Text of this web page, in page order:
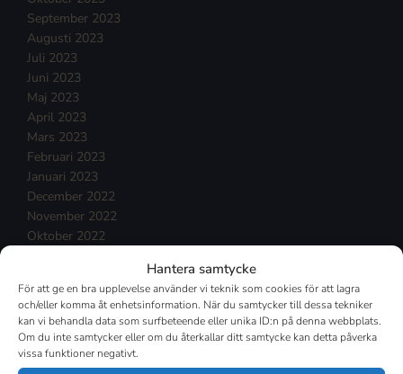
Hantera samtycke
För att ge en bra upplevelse använder vi teknik som cookies för att lagra
och/eller komma åt enhetsinformation. När du samtycker till dessa tekniker
kan vi behandla data som surfbeteende eller unika ID:n på denna webbplats.
Om du inte samtycker eller om du återkallar ditt samtycke kan detta påverka
vissa funktioner negativt.
September 2023
Augusti 2023
Juli 2023
Juni 2023
Maj 2023
April 2023
Mars 2023
Februari 2023
Januari 2023
December 2022
November 2022
Oktober 2022
Juli 2022
Juni 2022
Maj 2022
April 2022